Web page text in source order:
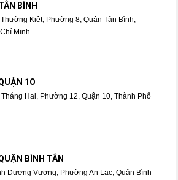
BÌNH
Kiệt, Phường 8, Quận Tân Bình,
Minh
1O
Hai, Phường 12, Quận 10, Thành Phố
BÌNH TÂN
Dương Vương, Phường An Lạc, Quận Bình